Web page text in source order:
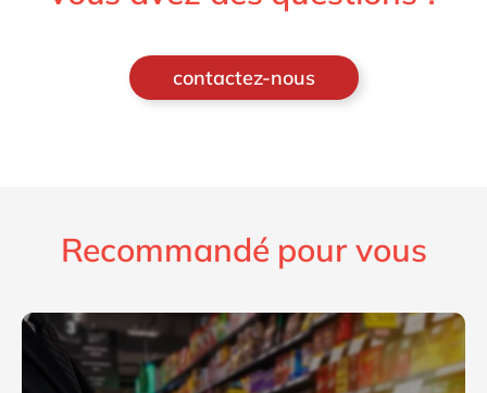
contactez-nous
Recommandé pour vous